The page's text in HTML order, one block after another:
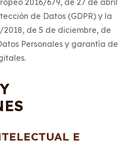
de Datos (GDPR) y la
de 5 de diciembre, de
Personales y garantía de
E